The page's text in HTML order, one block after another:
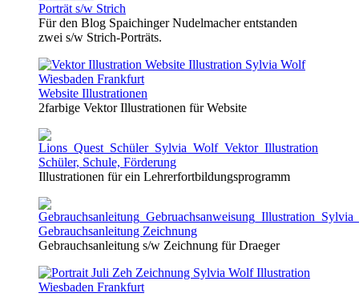
Porträt s/w Strich
Für den Blog Spaichinger Nudelmacher entstanden
zwei s/w Strich-Porträts.
Website Illustrationen
2farbige Vektor Illustrationen für Website
Schüler, Schule, Förderung
Illustrationen für ein Lehrerfortbildungsprogramm
Gebrauchsanleitung Zeichnung
Gebrauchsanleitung s/w Zeichnung für Draeger